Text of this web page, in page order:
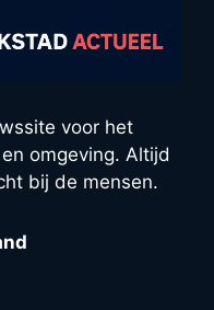
voor het
omgeving. Altijd
bij de mensen.